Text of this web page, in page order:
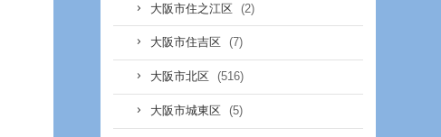
大阪市住之江区 (2)
大阪市住吉区 (7)
大阪市北区 (516)
大阪市城東区 (5)